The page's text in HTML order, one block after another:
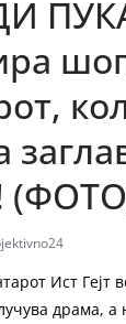
Ист Гејт
драма, а